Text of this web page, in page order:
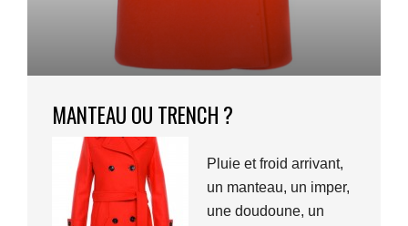
MANTEAU OU TRENCH ?
Pluie et froid arrivant,
un manteau, un imper,
une doudoune, un